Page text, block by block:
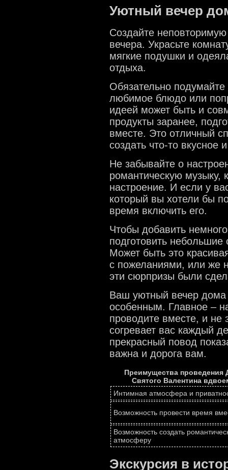
Уютный вечер
Создайте
вечера. Украсьте
мягкие подушки и
отдыха.
Обязательно
любимое блюдо или
идеей может быть и
продукты заранее,
вместе. Это отличный
создать что-то вкусное
Не забывайте о
романтическую музыку,
настроение. И если у
который вы хотели бы
время включить его.
Чтобы добавить
подготовить
Может быть это
с пожеланиями, или же
эти сюрпризы были
Ваш уютный вечер
особенным. Главное –
проводите вместе, и не
согревает вас каждый
прекрасный повод
важна и дорога вам.
Преимущества проведения
Святого Валентина
Интимная атмосфера и
Возможность провести время
Возможность создать
атмосферу
Экскурсия в